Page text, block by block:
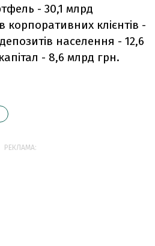
- 30,1 млрд
корпоративних клієнтів -
населення - 12,6
- 8,6 млрд грн.
РЕКЛАМА: